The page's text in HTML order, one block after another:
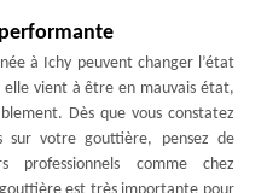
à Ichy peuvent changer l’état
vient à être en mauvais état,
Dès que vous constatez
sur votre gouttière, pensez de
professionnels comme chez